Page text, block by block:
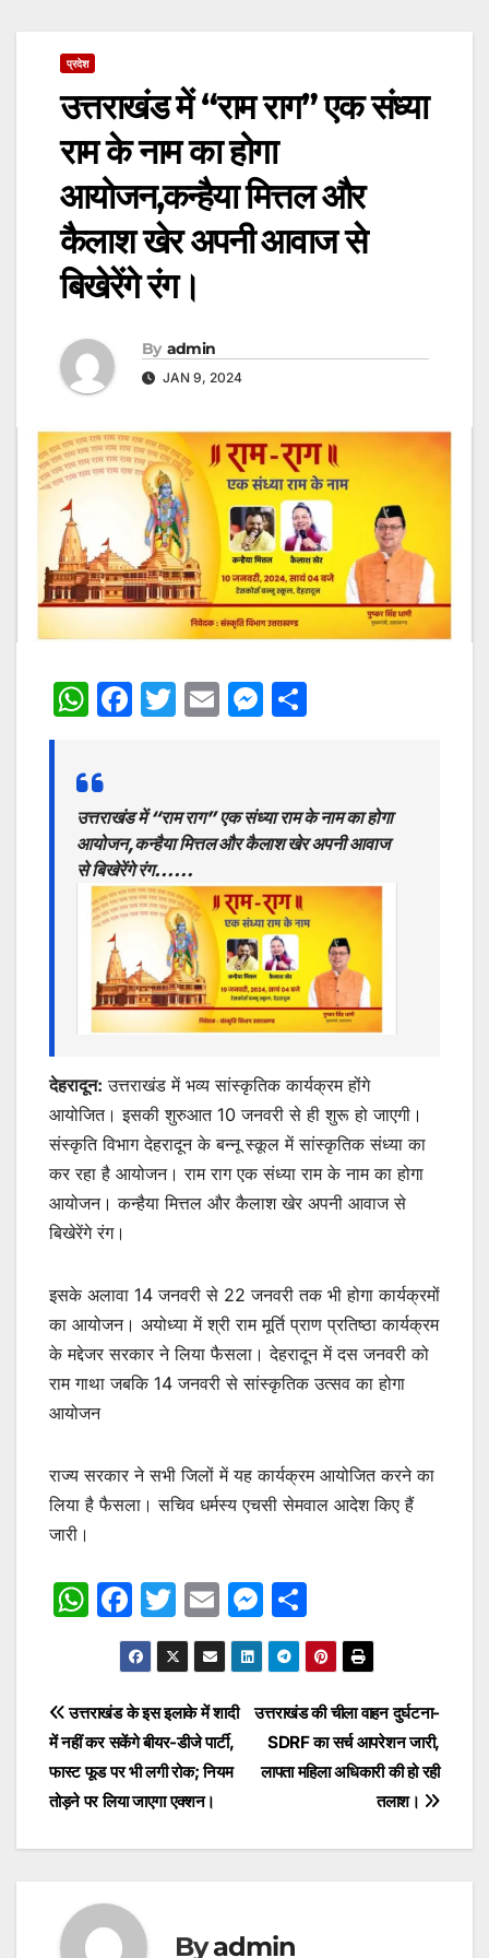
प्रदेश
उत्तराखंड में “राम राग” एक संध्या
राम के नाम का होगा
आयोजन,कन्हैया मित्तल और
कैलाश खेर अपनी आवाज से
बिखेरेंगे रंग।
By admin
JAN 9, 2024
W
at
s
A
p
p
F
e
b
o
o
T
er
E
l
M
s
e
n
g
er
e
उत्तराखंड में “राम राग” एक संध्या राम के नाम का होगा
आयोजन,कन्हैया मित्तल और कैलाश खेर अपनी आवाज
से बिखेरेंगे रंग……
देहरादून: उत्तराखंड में भव्य सांस्कृतिक कार्यक्रम होंगे
आयोजित। इसकी शुरुआत 10 जनवरी से ही शुरू हो जाएगी।
संस्कृति विभाग देहरादून के बन्नू स्कूल में सांस्कृतिक संध्या का
कर रहा है आयोजन। राम राग एक संध्या राम के नाम का होगा
आयोजन। कन्हैया मित्तल और कैलाश खेर अपनी आवाज से
बिखेरेंगे रंग।
इसके अलावा 14 जनवरी से 22 जनवरी तक भी होगा कार्यक्रमों
का आयोजन। अयोध्या में श्री राम मूर्ति प्राण प्रतिष्ठा कार्यक्रम
के मद्देजर सरकार ने लिया फैसला। देहरादून में दस जनवरी को
राम गाथा जबकि 14 जनवरी से सांस्कृतिक उत्सव का होगा
आयोजन
राज्य सरकार ने सभी जिलों में यह कार्यक्रम आयोजित करने का
लिया है फैसला। सचिव धर्मस्य एचसी सेमवाल आदेश किए हैं
जारी।
W
s
A
p
p
F
a
c
e
b
o
o
k
T
w
itt
er
E
m
ai
l
M
e
s
s
e
n
er
h
ar
e
Post
navigation
उत्तराखंड की चीला वाहन दुर्घटना-
SDRF का सर्च आपरेशन जारी,
लापता महिला अधिकारी की हो रही
तलाश।
उत्तराखंड के इस इलाके में शादी
में नहीं कर सकेंगे बीयर-डीजे पार्टी,
फास्ट फूड पर भी लगी रोक; नियम
तोड़ने पर लिया जाएगा एक्शन।
Byadmin